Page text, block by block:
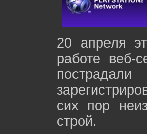
20 апреля
работе веб-
сих пор
строй.